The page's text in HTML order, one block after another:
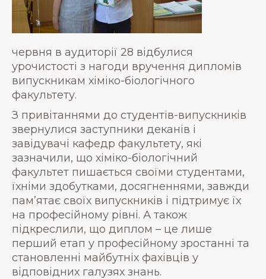
червня в аудиторії 28 відбулися
урочистості з нагоди вручення дипломів
випускникам хіміко-біологічного
факультету.
З привітаннями до студентів-випускників
звернулися заступники деканів і
завідувачі кафедр факультету, які
зазначили, що хіміко-біологічний
факультет пишається своїми студентами,
їхніми здобутками, досягненнями, завжди
пам’ятає своїх випускників і підтримує їх
на професійному рівні. А також
підкреслили, що диплом – це лише
перший етап у професійному зростанні та
становленні майбутніх фахівців у
відповідних галузях знань.